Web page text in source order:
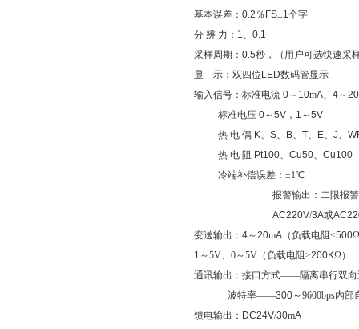
基本误差： 0.2 ％ FS±1个字
分 辨 力： 1、 0.1
采样周期： 0.5秒，（用户可选快速采
显
示：双四位 LED数码管显示
输入信号：标准电流0～ 10mA、 4～20
标准电压0～5V， 1 ～5V
热 电 偶K、 S、 B、 T、 E、 J、
热 电 阻 Pt100、 Cu50、 Cu100
冷端补偿误差： ±1℃
报警输出：二限报
AC220V/3A或
变送输出： 4～20mA（负载电阻 ≤500
1 ～5V、0～5V（负载电阻 ≥200KΩ）
通讯输出：接口方式——隔离串行双向
波特率——300～9600bps内部
馈电输出： DC24V/30mA